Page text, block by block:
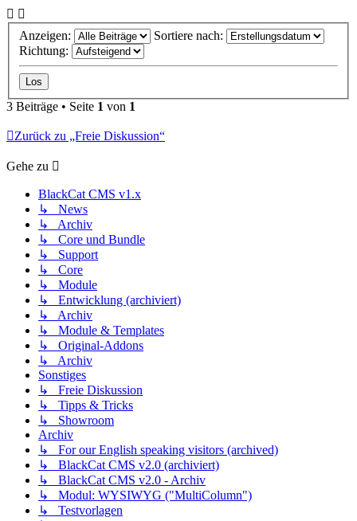
Anzeigen:
Sortiere nach:
Richtung:
3 Beiträge • Seite 1 von 1
Zurück zu „Freie Diskussion“
Gehe zu
BlackCat CMS v1.x
↳ News
↳ Archiv
↳ Core und Bundle
↳ Support
↳ Core
↳ Module
↳ Entwicklung (archiviert)
↳ Archiv
↳ Module & Templates
↳ Original-Addons
↳ Archiv
Sonstiges
↳ Freie Diskussion
↳ Tipps & Tricks
↳ Showroom
Archiv
↳ For our English speaking visitors (archived)
↳ BlackCat CMS v2.0 (archiviert)
↳ BlackCat CMS v2.0 - Archiv
↳ Modul: WYSIWYG ("MultiColumn")
↳ Testvorlagen